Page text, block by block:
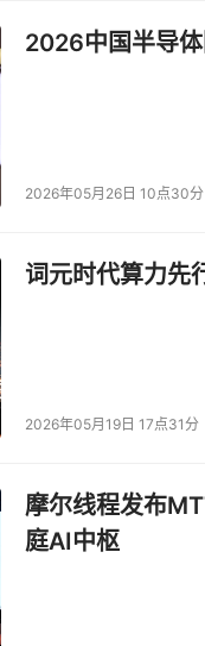
2026中国半导
2026年05月26日 10点30分
词元时代算力先
2026年05月19日 17点31分
摩尔线程发布
庭AI中枢